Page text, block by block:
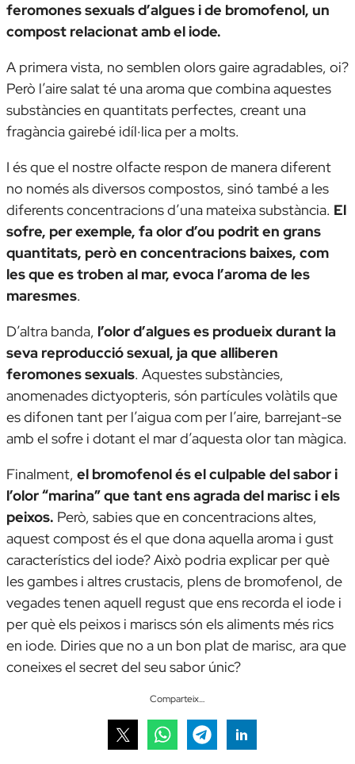
feromones sexuals d’algues i de bromofenol, un
compost relacionat amb el iode.
A primera vista, no semblen olors gaire agradables, oi?
Però l’aire salat té una aroma que combina aquestes
substàncies en quantitats perfectes, creant una
fragància gairebé idíl·lica per a molts.
I és que el nostre olfacte respon de manera diferent
no només als diversos compostos, sinó també a les
diferents concentracions d’una mateixa substància. El
sofre, per exemple, fa olor d’ou podrit en grans
quantitats, però en concentracions baixes, com
les que es troben al mar, evoca l’aroma de les
maresmes.
D’altra banda, l’olor d’algues es produeix durant la
seva reproducció sexual, ja que alliberen
feromones sexuals. Aquestes substàncies,
anomenades dictyopteris, són partícules volàtils que
es difonen tant per l’aigua com per l’aire, barrejant-se
amb el sofre i dotant el mar d’aquesta olor tan màgica.
Finalment, el bromofenol és el culpable del sabor i
l’olor “marina” que tant ens agrada del marisc i els
peixos. Però, sabies que en concentracions altes,
aquest compost és el que dona aquella aroma i gust
característics del iode? Això podria explicar per què
les gambes i altres crustacis, plens de bromofenol, de
vegades tenen aquell regust que ens recorda el iode i
per què els peixos i mariscs són els aliments més rics
en iode. Diries que no a un bon plat de marisc, ara que
coneixes el secret del seu sabor únic?
Comparteix…